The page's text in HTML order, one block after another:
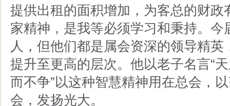
提供出租的面积增加，为客总的财
家精神，是我等必须学习和秉持。
人，但他们都是属会资深的领导精
提升至更高的层次。他以老子名言“
而不争”以这种智慧精神用在总会，
会，发扬光大。